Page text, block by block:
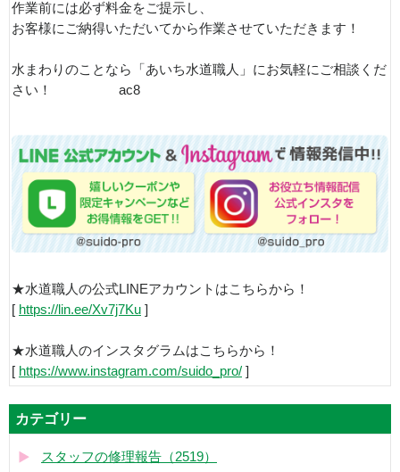
作業前には必ず料金をご提示し、
お客様にご納得いただいてから作業させていただきます！
水まわりのことなら「あいち水道職人」にお気軽にご相談くだ
さい！ ac8
★水道職人の公式LINEアカウントはこちらから！
[ https://lin.ee/Xv7j7Ku ]
★水道職人のインスタグラムはこちらから！
[ https://www.instagram.com/suido_pro/ ]
カテゴリー
スタッフの修理報告（2519）